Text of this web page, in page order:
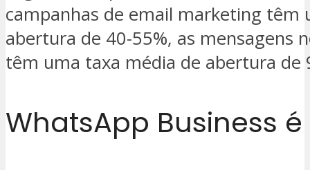
campanhas de email marketing têm
abertura de 40-55%, as mensagens
têm uma taxa média de abertura de
WhatsApp Business